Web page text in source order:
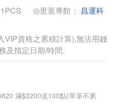
◎逛逛專館： 昌運科
VIP資格之累積計算),無法用錢
及指定日期/時間.
滿$2200送100點(單筆不累